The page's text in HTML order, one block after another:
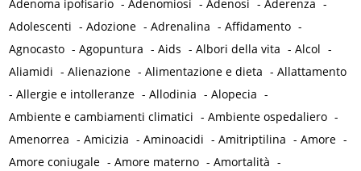
Adenoma ipofisario -Adenomiosi -Adenosi -Aderenza -
Adolescenti -Adozione -Adrenalina -Affidamento -
Agnocasto -Agopuntura -Aids -Albori della vita -Alcol -
Aliamidi -Alienazione -Alimentazione e dieta -Allattamento
-Allergie e intolleranze -Allodinia -Alopecia -
Ambiente e cambiamenti climatici -Ambiente ospedaliero -
Amenorrea -Amicizia -Aminoacidi -Amitriptilina -Amore -
Amore coniugale -Amore materno -Amortalità -